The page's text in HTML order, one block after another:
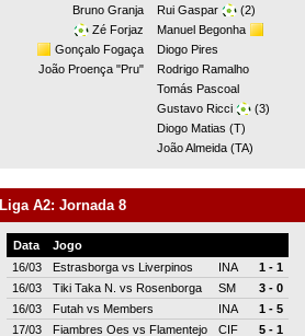
Bruno Granja
Rui Gaspar
(2)
Zé Forjaz
Manuel Begonha
Gonçalo Fogaça
Diogo Pires
João Proença "Pru"
Rodrigo Ramalho
Tomás Pascoal
Gustavo Ricci
(3)
Diogo Matias (T)
João Almeida (TA)
Liga A2: Jornada 8
Data
Jogo
16/03
Estrasborgavs Liverpinos INA
1 - 1
16/03
Tiki Taka N. vs Rosenborga SM
3 - 0
16/03
Futahvs Members INA
1 - 5
17/03
Fiambres Oes vs Flamentejo CIF 5 - 1